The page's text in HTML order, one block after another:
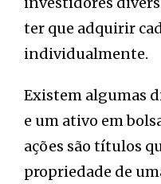
ter que adquirir
individualmente.
Existem algumas
e um ativo em
ações são títulos
propriedade de